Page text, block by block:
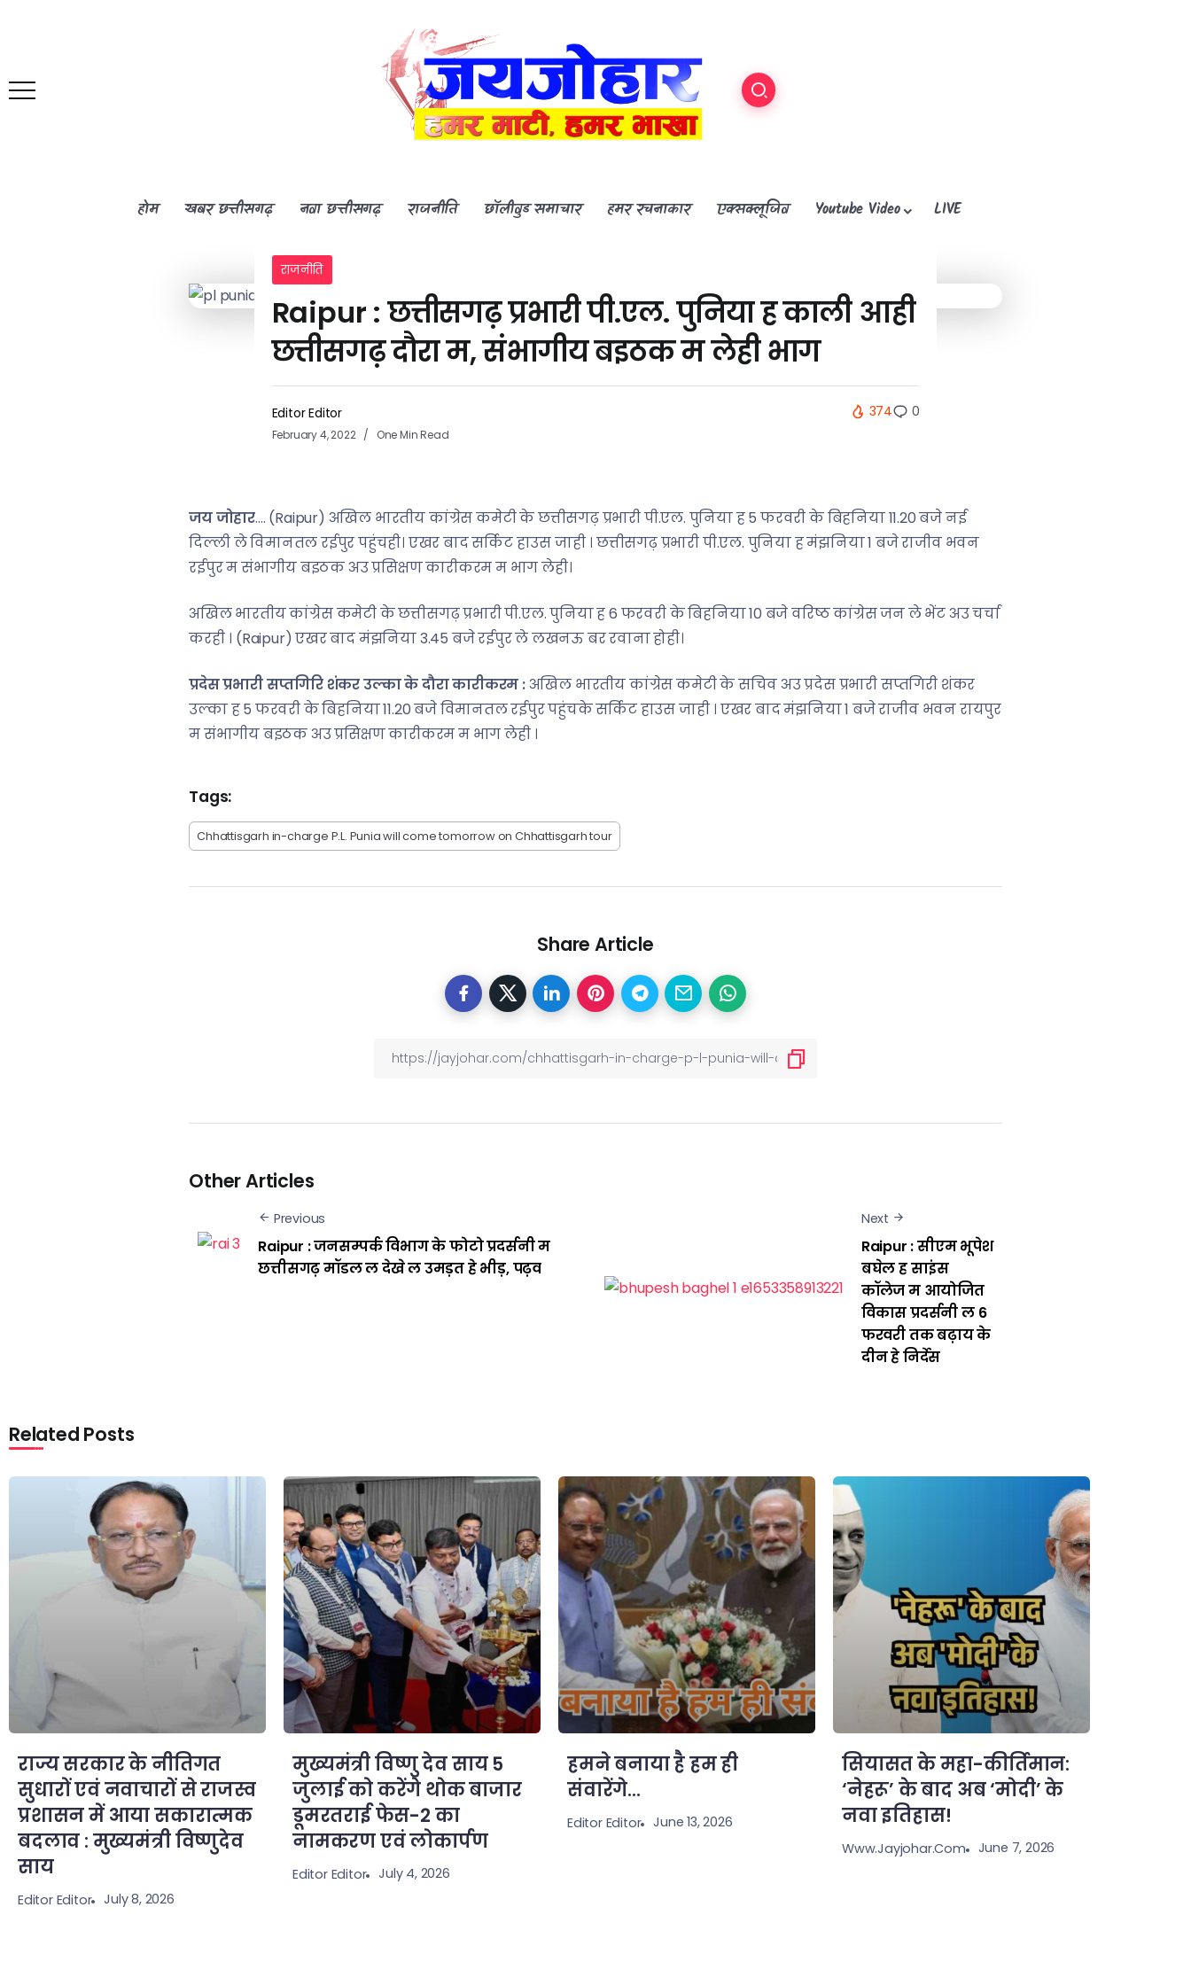
होम खबर छत्तीसगढ़ नवा छत्तीसगढ़ राजनीति छॉलीवुड समाचार हमर रचनाकार एक्सक्लूजिव Youtube Video LIVE
राजनीति
Raipur : छत्तीसगढ़ प्रभारी पी.एल. पुनिया ह काली आही
छत्तीसगढ़ दौरा म, संभागीय बइठक म लेही भाग
Editor Editor
February 4, 2022 One Min Read
374 0
जय जोहार…. (Raipur) अखिल भारतीय कांग्रेस कमेटी के छत्तीसगढ़ प्रभारी पी.एल. पुनिया ह 5 फरवरी के बिहनिया 11.20 बजे नई
दिल्ली ले विमानतल रईपुर पहुंचही। एखर बाद सर्किट हाउस जाही । छत्तीसगढ़ प्रभारी पी.एल. पुनिया ह मंझनिया 1 बजे राजीव भवन
रईपुर म संभागीय बइठक अउ प्रसिक्षण कारीकरम म भाग लेही।
अखिल भारतीय कांग्रेस कमेटी के छत्तीसगढ़ प्रभारी पी.एल. पुनिया ह 6 फरवरी के बिहनिया 10 बजे वरिष्ठ कांग्रेस जन ले भेंट अउ चर्चा
करही । (Raipur) एखर बाद मंझनिया 3.45 बजे रईपुर ले लखनऊ बर रवाना होही।
प्रदेस प्रभारी सप्तगिरि शंकर उल्का के दौरा कारीकरम :अखिल भारतीय कांग्रेस कमेटी के सचिव अउ प्रदेस प्रभारी सप्तगिरी शंकर
उल्का ह 5 फरवरी के बिहनिया 11.20 बजे विमानतल रईपुर पहुंचके सर्किट हाउस जाही । एखर बाद मंझनिया 1 बजे राजीव भवन रायपुर
म संभागीय बइठक अउ प्रसिक्षण कारीकरम म भाग लेही ।
Tags:
Chhattisgarh in-charge P.L. Punia will come tomorrow on Chhattisgarh tour
Share Article
Other Articles
Previous
Raipur : जनसम्पर्क विभाग के फोटो प्रदर्सनी म
छत्तीसगढ़ मॉडल ल देखे ल उमड़त हे भीड़, पढ़व
Next
Raipur : सीएम भूपेश
बघेल ह साइंस
कॉलेज म आयोजित
विकास प्रदर्सनी ल 6
फरवरी तक बढ़ाय के
दीन हे निर्देस
Related Posts
राज्य सरकार के नीतिगत
सुधारों एवं नवाचारों से राजस्व
प्रशासन में आया सकारात्मक
बदलाव : मुख्यमंत्री विष्णुदेव
साय
Editor Editor July 8, 2026
मुख्यमंत्री विष्णु देव साय 5
जुलाई को करेंगे थोक बाजार
डूमरतराई फेस-2 का
नामकरण एवं लोकार्पण
Editor Editor July 4, 2026
हमने बनाया है हम ही
संवारेंगे…
Editor Editor June 13, 2026
सियासत के महा-कीर्तिमान:
‘नेहरू’ के बाद अब ‘मोदी’ के
नवा इतिहास!
Www.jayjohar.com June 7, 2026